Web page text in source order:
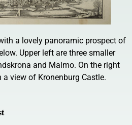
a lovely panoramic prospect of
Upper left are three smaller
and Malmo. On the right
view of Kronenburg Castle.